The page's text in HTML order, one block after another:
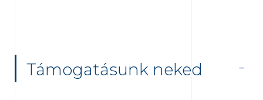
Támogatásunk neked